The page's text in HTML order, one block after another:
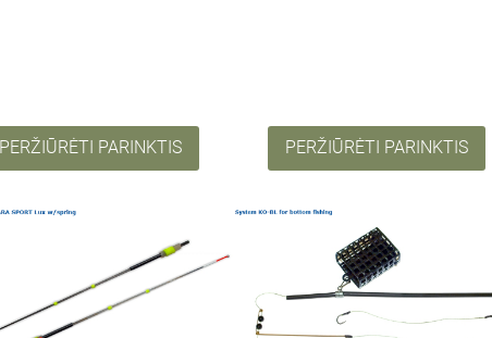
PERŽIŪRĖTI PARINKTIS PERŽIŪRĖTI PARINKTIS